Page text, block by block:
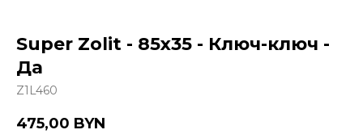
Super Zolit - 85x35 - Ключ-ключ -
Да
Z1L460
475,00 BYN